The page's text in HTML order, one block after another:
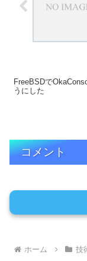
FreeBSDで
うにした
コメント
ホーム 技